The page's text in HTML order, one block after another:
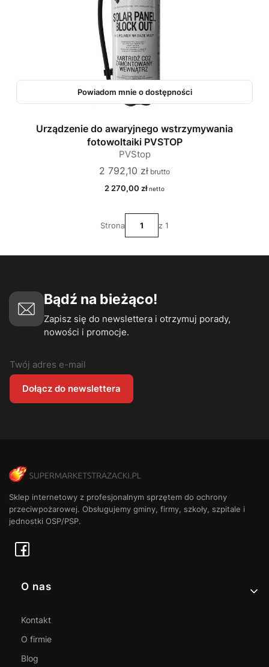
Powiadom mnie o dostępności
Urządzenie do awaryjnego wstrzymywania
fotowoltaiki PVSTOP
PVStop
Cena
2 792,10 zł
Cena
2 270,00 zł
Strona z 1
Bądź na bieżąco!
Zapisz się do newslettera i otrzymuj porady,
nowości i promocje.
Twój adres e-mail
Dołącz do newslettera
Sklep internetowy z profesjonalnym sprzętem do ochrony
przeciwpożarowej. Obsługujemy gminy, firmy, szkoły, szpitale i
jednostki OSP/PSP.
Linki w stopce
O nas
Kontakt
O firmie
Blog